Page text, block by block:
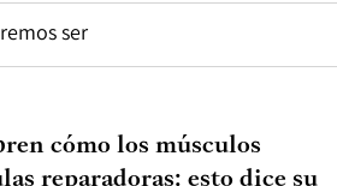
ser
cómo los músculos
reparadoras: esto dice su